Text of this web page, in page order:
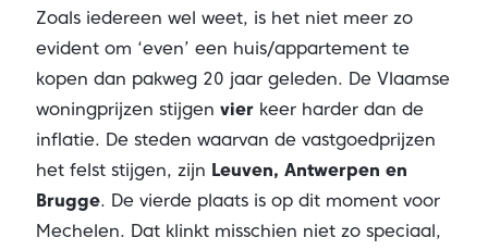
Zoals iedereen wel weet, is het niet meer zo
evident om ‘even’ een huis/appartement te
kopen dan pakweg 20 jaar geleden. De Vlaamse
woningprijzen stijgen vierkeer harder dan de
inflatie. De steden waarvan de vastgoedprijzen
het felst stijgen, zijn Leuven, Antwerpen en
Brugge. De vierde plaats is op dit moment voor
Mechelen. Dat klinkt misschien niet zo speciaal,